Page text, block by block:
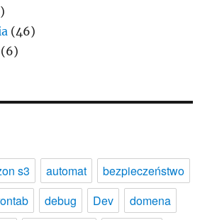
(46)
(6)
s3 automat
bezpieczeństwo
debug Dev
domena